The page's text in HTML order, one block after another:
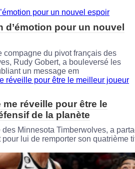
d’émotion pour un nouvel
du pivot français des
Rudy Gobert, a bouleversé les
un message em
me réveille pour être le
de la planète
des Minnesota Timberwolves, a
lui de remporter son quatrième